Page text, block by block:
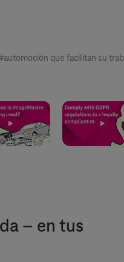
que facilitan su
– en tus